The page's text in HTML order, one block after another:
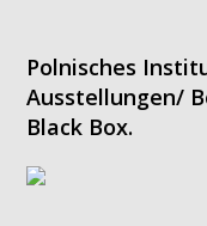
Polnisches
Ausstellungen/
Black Box.